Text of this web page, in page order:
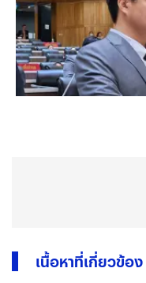
เนื้อหาที่เกี่ยวข้อง